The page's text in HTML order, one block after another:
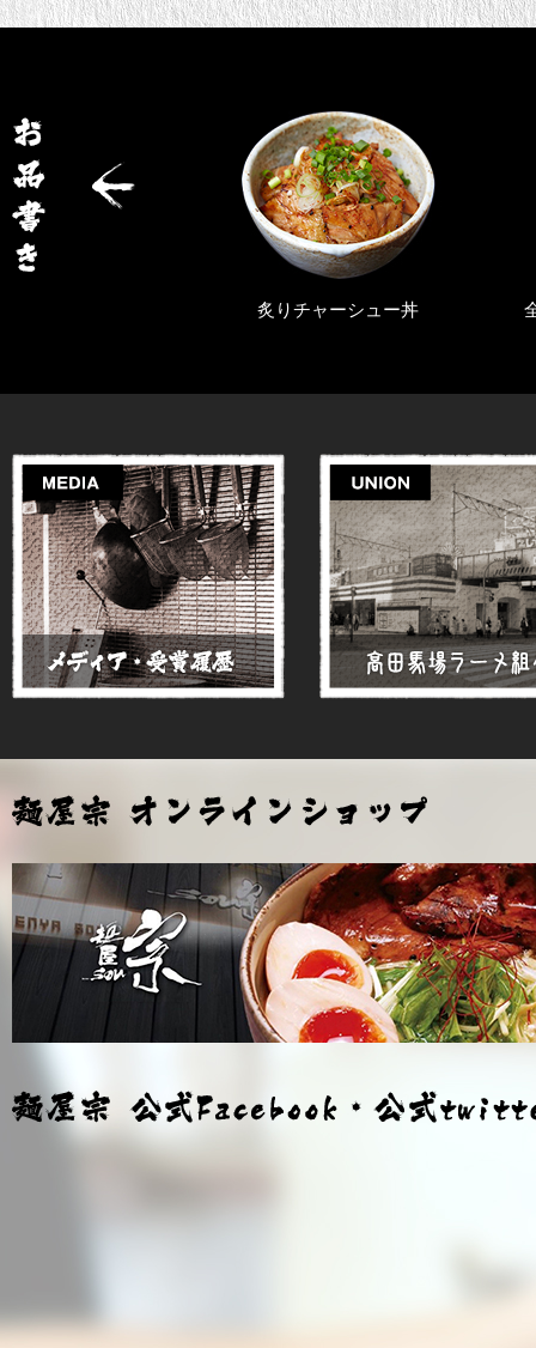
炙りチャーシュー丼